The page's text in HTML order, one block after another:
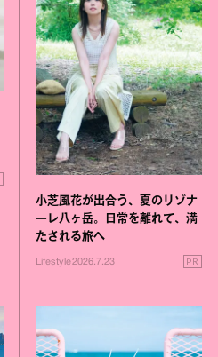
小芝風花が出合う、夏のリゾナ
ーレ八ヶ岳。日常を離れて、満
たされる旅へ
Lifestyle2026.7.23 PR